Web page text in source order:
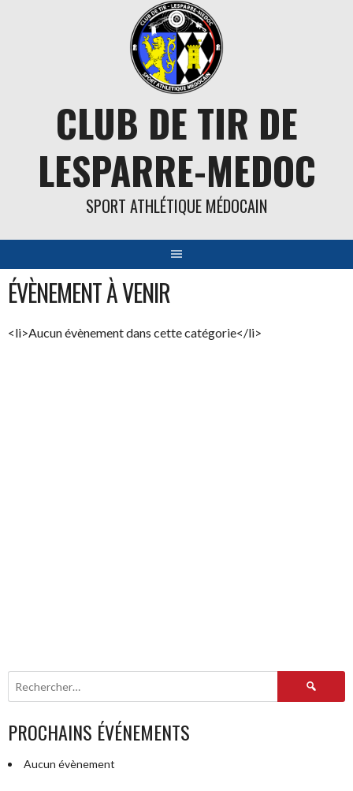
CLUB DE TIR DE
LESPARRE-MEDOC
SPORT ATHLÉTIQUE MÉDOCAIN
ÉVÈNEMENT À VENIR
<li>Aucun évènement dans cette catégorie</li>
Rechercher :
PROCHAINS ÉVÉNEMENTS
Aucun évènement